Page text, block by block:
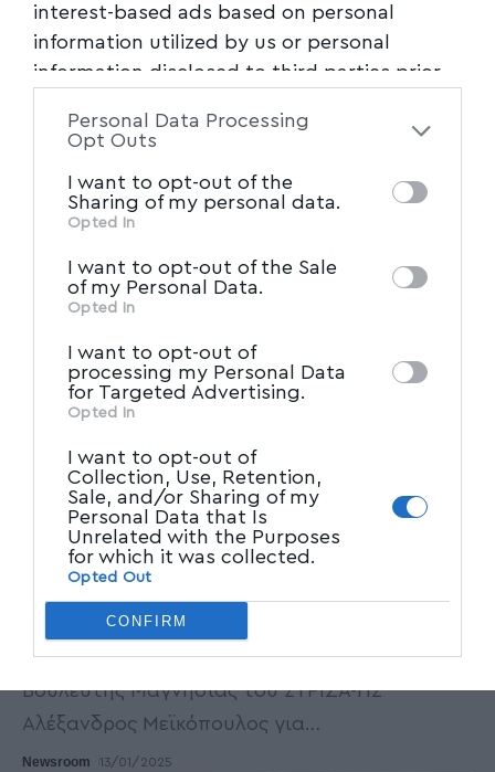
interest-based ads based on personal
information utilized by us or personal
information disclosed to third parties prior
of the further disclosure of your personal
of downstream participants. This
information may also be disclosed by us to
Participantsthat may further disclose it to
other third parties.
Personal Data Processing
Opt Outs
I want to opt-out of the
Sharing of my personal data.
Opted In
I want to opt-out of the Sale
of my Personal Data.
Opted In
I want to opt-out of
processing my Personal Data
for Targeted Advertising.
Opted In
I want to opt-out of
Collection, Use, Retention,
Sale, and/or Sharing of my
Personal Data that Is
Unrelated with the Purposes
for which it was collected.
Opted Out
CONFIRM
ΠΡΩΤΗ ΣΕΛΙΔΑ
Το “φεγγάρι των λουλουδιών” πάνω από το
Η πανσέληνος του Μαΐου, γνωστή και ως
«Φεγγάρι των Λουλουδιών», φωτίζει σήμερα
Δευτέρα 12…
ΤΟΠΙΚΑ ΝΕΑ
Αλ. Μεϊκόπουλος για αλιευτικό καταφύγιο
Χορευτού: Τεράστιες καθυστερήσεις από το
Υπ. Υποδομών στην αποκατάσταση
Σε κοινοβουλευτική Ερώτηση προχώρησε ο
Βουλευτής Μαγνησίας του ΣΥΡΙΖΑ-ΠΣ
Αλέξανδρος Μεϊκόπουλος για…
Newsroom 13/01/2025